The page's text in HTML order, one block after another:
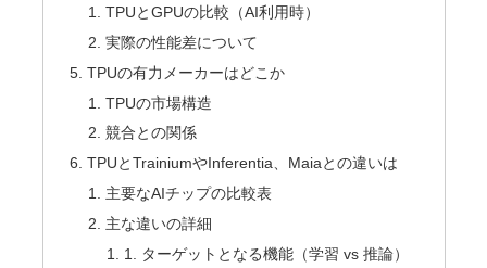
TPUとGPUの比較（AI利用時）
実際の性能差について
TPUの有力メーカーはどこか
TPUの市場構造
競合との関係
TPUとTrainiumやInferentia、Maiaとの違いは
主要なAIチップの比較表
主な違いの詳細
1. ターゲットとなる機能（学習 vs 推論）